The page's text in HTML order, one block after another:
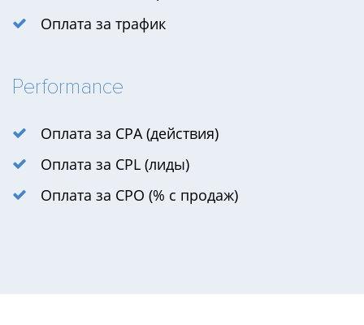
Оплата за трафик
Performance
Оплата за CPA (действия)
Оплата за CPL (лиды)
Оплата за CPO (% с продаж)